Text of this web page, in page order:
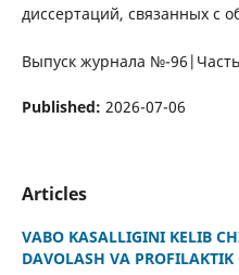
диссертаций, связанных с
Выпуск журнала №-
Published: 2026-07-06
Articles
VABO KASALLIGINI KELIB
DAVOLASH VA PROFILAKTIK